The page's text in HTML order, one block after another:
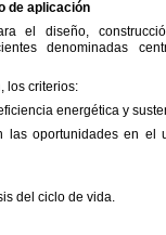
de aplicación
el diseño,
denominadas
los criterios:
energética y
las oportunidades en el
del ciclo de vida.